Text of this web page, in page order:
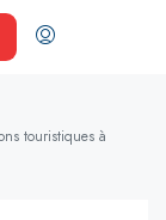
touristiques à